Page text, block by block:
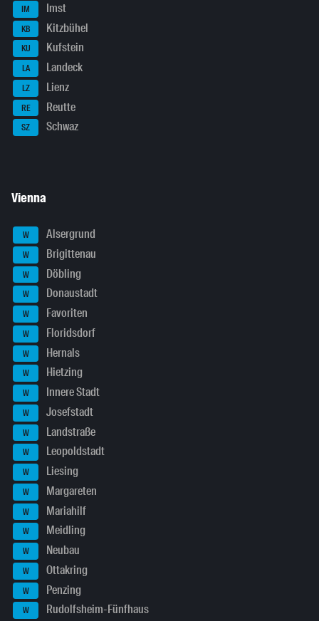
IM Imst
KB Kitzbühel
KU Kufstein
LA Landeck
LZ Lienz
RE Reutte
SZ Schwaz
Vienna
W Alsergrund
W Brigittenau
W Döbling
W Donaustadt
W Favoriten
W Floridsdorf
W Hernals
W Hietzing
W Innere Stadt
W Josefstadt
W Landstraße
W Leopoldstadt
W Liesing
W Margareten
W Mariahilf
W Meidling
W Neubau
W Ottakring
W Penzing
W Rudolfsheim-Fünfhaus